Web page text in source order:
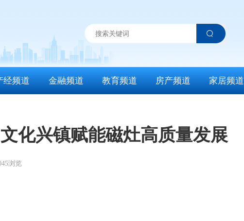
经频道 金融频道 教育频道 房产频道 家居频道
化兴镇赋能磁灶高质量发展
浏览